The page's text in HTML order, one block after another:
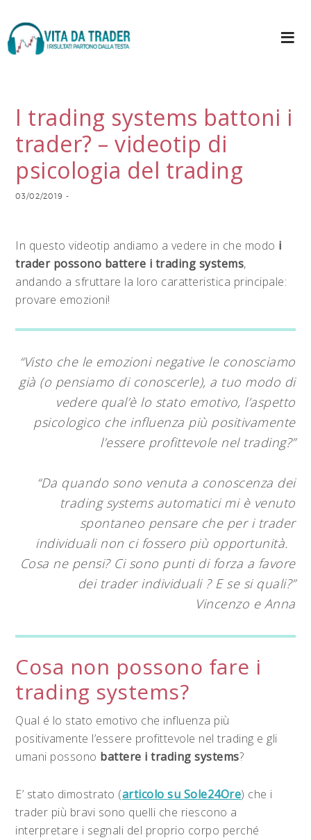
I trading systems battoni i
trader? – videotip di
psicologia del trading
03/02/2019 -
In questo videotip andiamo a vedere in che modo i
trader possono battere i trading systems,
andando a sfruttare la loro caratteristica principale:
provare emozioni!
“Visto che le emozioni negative le conosciamo
già (o pensiamo di conoscerle), a tuo modo di
vedere qual’è lo stato emotivo, l’aspetto
psicologico che influenza più positivamente
l’essere profittevole nel trading?”
“Da quando sono venuta a conoscenza dei
trading systems automatici mi è venuto
spontaneo pensare che per i trader
individuali non ci fossero più opportunità.
Cosa ne pensi? Ci sono punti di forza a favore
dei trader individuali ? E se si quali?”
Vincenzo e Anna
Cosa non possono fare i
trading systems?
Qual é lo stato emotivo che influenza più
positivamente l’essere profittevole nel trading e gli
umani possono battere i trading systems?
E’ stato dimostrato (articolo su Sole24Ore) che i
trader più bravi sono quelli che riescono a
interpretare i segnali del proprio corpo perché